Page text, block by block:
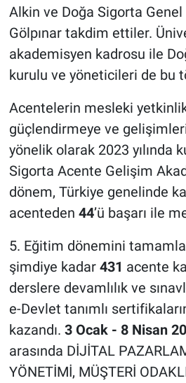
Alkin ve Doğa Sigorta
Gölpınar takdim ettiler.
akademisyen kadrosu ile
kurulu ve yöneticileri de bu
Acentelerin mesleki
güçlendirmeye ve
yönelik olarak 2023 yılında
Sigorta Acente Gelişim
dönem, Türkiye genelinde
acenteden 44’ü başarı ile
5. Eğitim dönemini
şimdiye kadar431 acente
derslere devamlılık ve
e-Devlet tanımlı
kazandı. 3 Ocak - 8 Nisan
arasında DİJİTAL
YÖNETİMİ, MÜŞTERİ